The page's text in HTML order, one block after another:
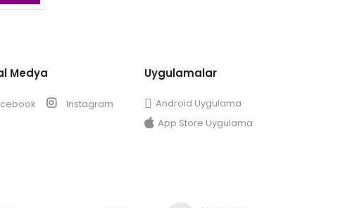
Medya
Instagram
Uygulamalar
Android Uygulama
App Store Uygulama